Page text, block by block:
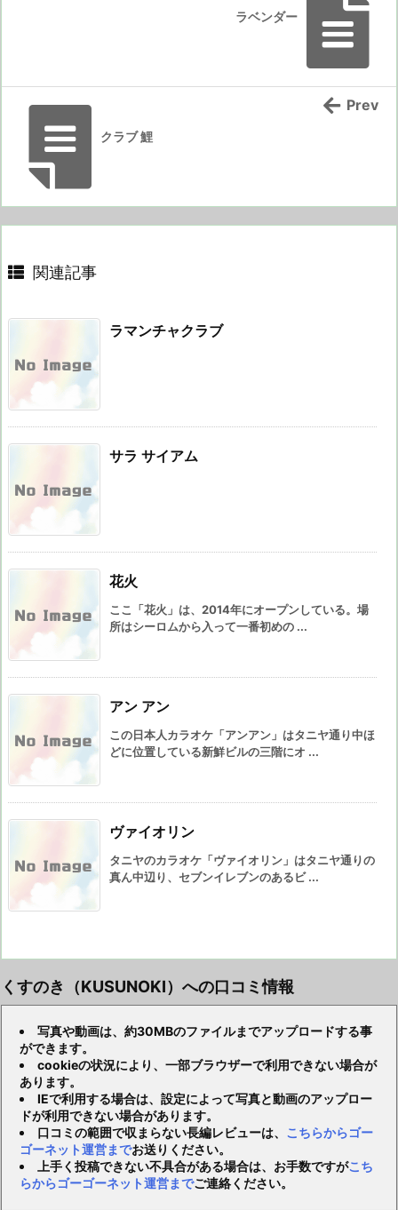
ラベンダー
クラブ 鯉
Prev
関連記事
ラマンチャクラブ
サラ サイアム
花火
ここ「花火」は、2014年にオープンしている。場
所はシーロムから入って一番初めの ...
アン アン
この日本人カラオケ「アンアン」はタニヤ通り中ほ
どに位置している新鮮ビルの三階にオ ...
ヴァイオリン
タニヤのカラオケ「ヴァイオリン」はタニヤ通りの
真ん中辺り、セブンイレブンのあるビ ...
くすのき（KUSUNOKI）への口コミ情報
写真や動画は、約30MBのファイルまでアップロードする事
ができます。
cookieの状況により、一部ブラウザーで利用できない場合が
あります。
IEで利用する場合は、設定によって写真と動画のアップロー
ドが利用できない場合があります。
口コミの範囲で収まらない長編レビューは、 こちらからゴー
ゴーネット運営までお送りください。
上手く投稿できない不具合がある場合は、お手数ですがこち
らからゴーゴーネット運営までご連絡ください。